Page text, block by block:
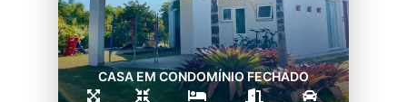
CASA EM CONDOMÍNIO FECHADO